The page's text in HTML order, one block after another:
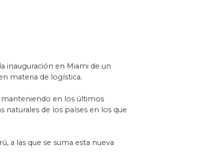
inauguración en Miami de un
materia de logística.
en los últimos
de los países en los que
a las que se suma esta nueva